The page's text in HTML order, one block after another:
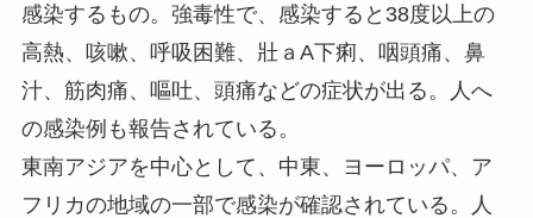
感染するもの。強毒性で、感染すると38度以上の
高熱、咳嗽、呼吸困難、壯ａA下痢、咽頭痛、鼻
汁、筋肉痛、嘔吐、頭痛などの症状が出る。人へ
の感染例も報告されている。
東南アジアを中心として、中東、ヨーロッパ、ア
フリカの地域の一部で感染が確認されている。人